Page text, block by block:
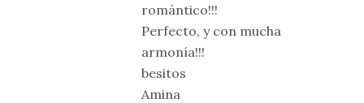
romántico!!!
Perfecto, y con mucha
armonía!!!
besitos
Amina